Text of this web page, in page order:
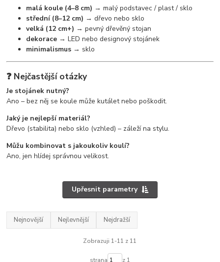
malá koule (4–8 cm) → malý podstavec / plast / sklo
střední (8–12 cm) → dřevo nebo sklo
velká (12 cm+) → pevný dřevěný stojan
dekorace → LED nebo designový stojánek
minimalismus → sklo
❓ Nejčastější otázky
Je stojánek nutný?
Ano – bez něj se koule může kutálet nebo poškodit.
Jaký je nejlepší materiál?
Dřevo (stabilita) nebo sklo (vzhled) – záleží na stylu.
Můžu kombinovat s jakoukoliv koulí?
Ano, jen hlídej správnou velikost.
Upřesnit parametry
Nejnovější Nejlevnější Nejdražší
Zobrazuji 1-11 z 11
strana z 1